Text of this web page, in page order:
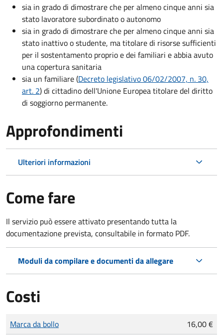
sia in grado di dimostrare che per almeno cinque anni sia
stato lavoratore subordinato o autonomo
sia in grado di dimostrare che per almeno cinque anni sia
stato inattivo o studente, ma titolare di risorse sufficienti
per il sostentamento proprio e dei familiari e abbia avuto
una copertura sanitaria
sia un familiare (Decreto legislativo 06/02/2007, n. 30,
art. 2) di cittadino dell'Unione Europea titolare del diritto
di soggiorno permanente.
Approfondimenti
Ulteriori informazioni
Come fare
Il servizio può essere attivato presentando tutta la
documentazione prevista, consultabile in formato PDF.
Moduli da compilare e documenti da allegare
Costi
Tipo di pagamento
Importo
Marca da bollo 16,00 €